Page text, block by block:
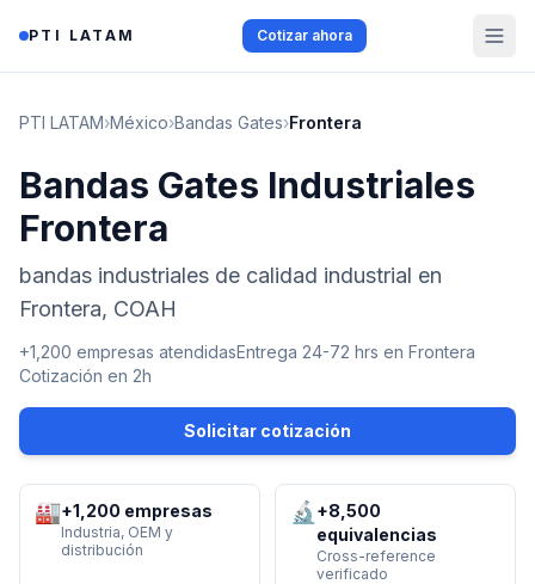
PTI LATAM Cotizar ahora
PTI LATAM›México›Bandas Gates›Frontera
Bandas Gates Industriales
Frontera
bandas industriales de calidad industrial en
Frontera, COAH
+1,200 empresas atendidasEntrega 24-72 hrs en Frontera
Cotización en 2h
Solicitar cotización
🏭+1,200 empresas
Industria, OEM y
distribución
🔬 +8,500
equivalencias
Cross-reference
verificado